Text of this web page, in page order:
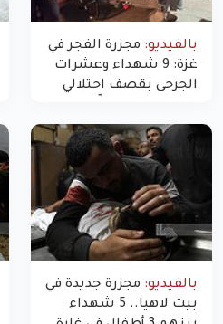
بالفيديو: مجزرة الفجر في
غزة: 9 شهداء وعشرات
الجرحى بقصف احتلالي
بالفيديو: مجزرة جديدة في
بيت لاهيا.. 5 شهداء